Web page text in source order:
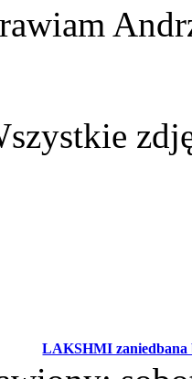
LAKSHMI zaniedbana